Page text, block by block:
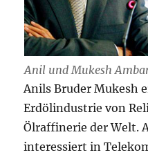
Anil und Mukesh
Anils Bruder Mukesh
Erdölindustrie von
Ölraffinerie der Welt.
interessiert in